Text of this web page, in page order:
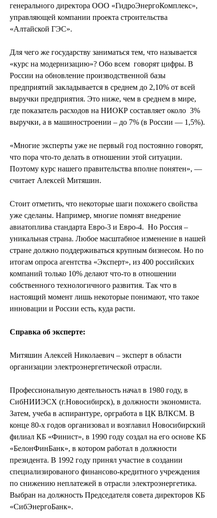
генерального директора ООО «ГидроЭнергоКомплекс»,
управляющей компании проекта строительства
«Алтайской ГЭС».
Для чего же государству заниматься тем, что называется
«курс на модернизацию»? Обо всем говорят цифры. В
России на обновление производственной базы
предприятий закладывается в среднем до 2,10% от всей
выручки предприятия. Это ниже, чем в среднем в мире,
где показатель расходов на НИОКР составляет около 3%
выручки, а в машиностроении – до 7% (в России — 1,5%).
«Многие эксперты уже не первый год постоянно говорят,
что пора что-то делать в отношении этой ситуации.
Поэтому курс нашего правительства вполне понятен», —
считает Алексей Митяшин.
Стоит отметить, что некоторые шаги похожего свойства
уже сделаны. Например, многие помнят внедрение
авиатоплива стандарта Евро-3 и Евро-4. Но Россия –
уникальная страна. Любое масштабное изменение в нашей
стране должно поддерживаться крупным бизнесом. Но по
итогам опроса агентства «Эксперт», из 400 российских
компаний только 10% делают что-то в отношении
собственного технологичного развития. Так что в
настоящий момент лишь некоторые понимают, что такое
инновации и России есть, куда расти.
Справка об эксперте:
Митяшин Алексей Николаевич – эксперт в области
организации электроэнергетической отрасли.
Профессиональную деятельность начал в 1980 году, в
СибНИИЭСХ (г.Новосибирск), в должности экономиста.
Затем, учеба в аспирантуре, оргработа в ЦК ВЛКСМ. В
конце 80-х годов организовал и возглавил Новосибирский
филиал КБ «Финист», в 1990 году создал на его основе КБ
«БелонФинБанк», в котором работал в должности
президента. В 1992 году принял участие в создании
специализированого финансово-кредитного учреждения
по снижению неплатежей в отрасли электроэнергетика.
Выбран на должность Председателя совета директоров КБ
«СибЭнергоБанк».